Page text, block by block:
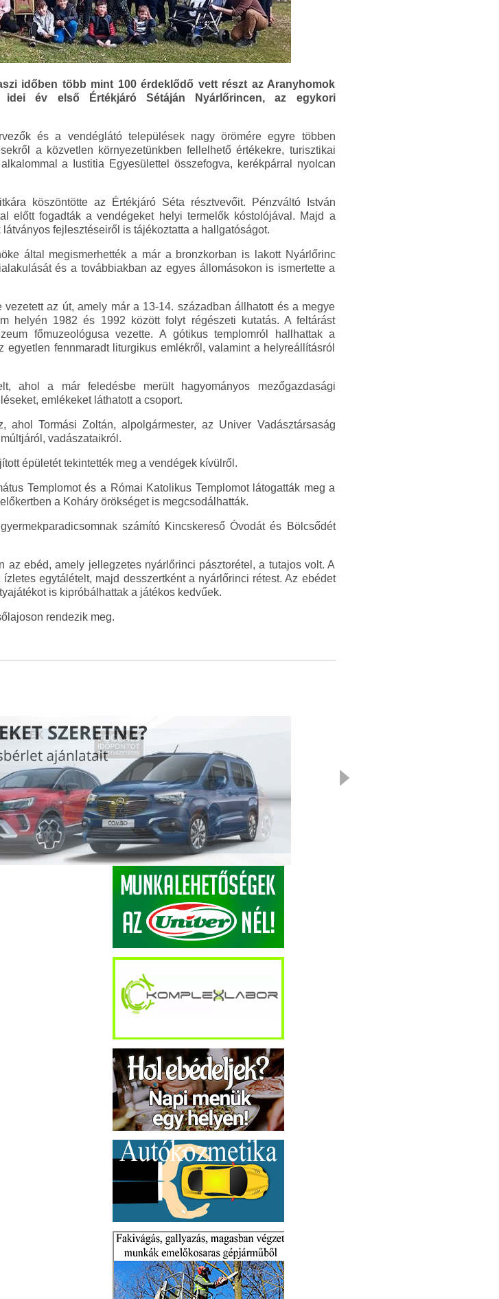
időben több mint 100 érdeklődő vett részt az Aranyhomok
idei év első Értékjáró Sétáján Nyárlőrincen, az egykori
és a vendéglátó települések nagy örömére egyre többen
a közvetlen környezetünkben fellelhető értékekre, turisztikai
a Iustitia Egyesülettel összefogva, kerékpárral nyolcan
köszöntötte az Értékjáró Séta résztvevőit. Pénzváltó István
előtt fogadták a vendégeket helyi termelők kóstolójával. Majd a
fejlesztéseiről is tájékoztatta a hallgatóságot.
által megismerhették a már a bronzkorban is lakott Nyárlőrinc
és a továbbiakban az egyes állomásokon is ismertette a
az út, amely már a 13-14. században állhatott és a megye
helyén 1982 és 1992 között folyt régészeti kutatás. A feltárást
főmuzeológusa vezette. A gótikus templomról hallhattak a
fennmaradt liturgikus emlékről, valamint a helyreállításról
ahol a már feledésbe merült hagyományos mezőgazdasági
emlékeket láthatott a csoport.
ahol Tormási Zoltán, alpolgármester, az Univer Vadásztársaság
vadászataikról.
épületét tekintették meg a vendégek kívülről.
Templomot és a Római Katolikus Templomot látogatták meg a
a Koháry örökséget is megcsodálhatták.
számító Kincskereső Óvodát és Bölcsődét
az ebéd, amely jellegzetes nyárlőrinci pásztorétel, a tutajos volt. A
egytálételt, majd desszertként a nyárlőrinci rétest. Az ebédet
is kipróbálhattak a játékos kedvűek.
rendezik meg.